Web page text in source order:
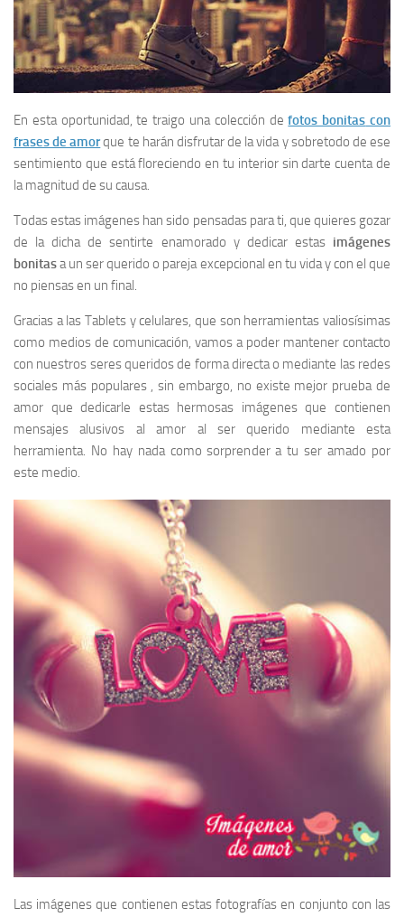
En esta oportunidad, te traigo una colección defotos bonitas con
frases de amorque te harán disfrutar de la vida y sobretodo de ese
sentimiento que está floreciendo en tu interior sin darte cuenta de
la magnitud de su causa.
Todas estas imágenes han sido pensadas para ti, que quieres gozar
de la dicha de sentirte enamorado y dedicar estas imágenes
bonitasa un ser querido o pareja excepcional en tu vida y con el que
no piensas en un final.
Gracias a las Tablets y celulares, que son herramientas valiosísimas
como medios de comunicación, vamos a poder mantener contacto
con nuestros seres queridos de forma directa o mediante las redes
sociales más populares , sin embargo, no existe mejor prueba de
amor que dedicarle estas hermosas imágenes que contienen
mensajes alusivos al amor al ser querido mediante esta
herramienta. No hay nada como sorprender a tu ser amado por
este medio.
Las imágenes que contienen estas fotografías en conjunto con las